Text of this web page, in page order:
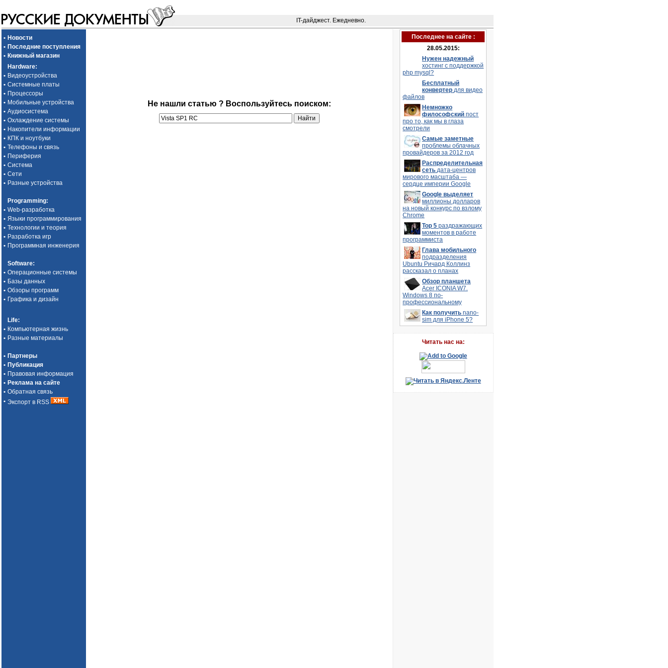
IT-дайджест. Ежедневно.
• Новости
• Последние поступления
• Книжный магазин
Hardware:
• Видеоустройства
• Системные платы
• Процессоры
• Мобильные устройства
• Аудиосистема
• Охлаждение системы
• Накопители информации
• КПК и ноутбуки
• Телефоны и связь
• Периферия
• Система
• Сети
• Разные устройства
Programming:
• Web-разработка
• Языки программирования
• Технологии и теория
• Разработка игр
• Программная инженерия
Software:
• Операционные системы
• Базы данных
• Обзоры программ
• Графика и дизайн
Life:
• Компьютерная жизнь
• Разные материалы
• Партнеры
• Публикация
• Правовая информация
• Реклама на сайте
• Обратная связь
• Экспорт в RSS
Не нашли статью ? Воспользуйтесь поиском:
Последнее на сайте :
28.05.2015:
Нужен надежный
хостинг с поддержкой
php mysql?
Бесплатный
конвертердля видео
файлов
Немножко
философскийпост
про то, как мы в глаза
смотрели
Самые заметные
проблемы облачных
провайдеров за 2012 год
Распределительная
сетьдата-центров
мирового масштаба —
сердце империи Google
Google выделяет
миллионы долларов
на новый конкурс по взлому
Chrome
Top 5раздражающих
моментов в работе
программиста
Глава мобильного
подразделения
Ubuntu Ричард Коллинз
рассказал о планах
Обзор планшета
Acer ICONIA W7.
Windows 8 по-
профессиональному
Как получитьnano-
sim для iPhone 5?
Читать наc на: